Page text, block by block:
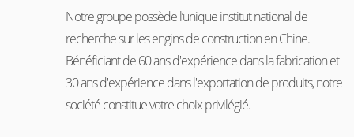
Notre groupe possède l’unique institut national de
recherche sur les engins de construction en Chine.
Bénéficiant de 60 ans d'expérience dans la fabrication et
30 ans d'expérience dans l'exportation de produits, notre
société constitue votre choix privilégié.